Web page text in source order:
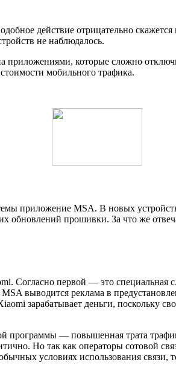
действие отрицательно
не наблюдалось.
которые сложно
мобильного трафика.
приложение MSA. В новых
обновлений прошивки. За что же
Согласно первой — это
выводится реклама в
зарабатывает деньги, поскольку
программы — повышенная трата
Но так как операторы сотовой
условиях использования